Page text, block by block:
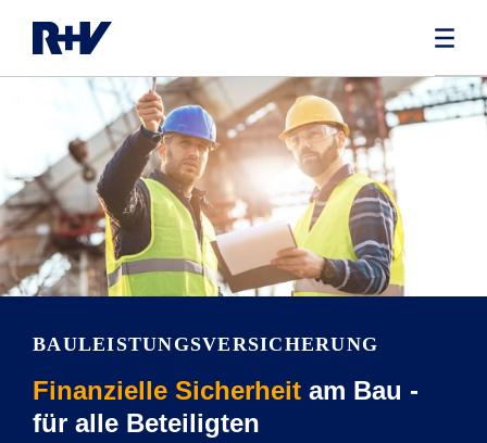
BAULEISTUNGS­VERSICHERUNG
Finanzielle Sicherheit am Bau -
für alle Beteiligten